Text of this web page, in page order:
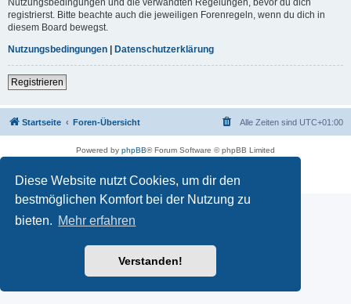
Diese Website nutzt Cookies, um dir den
bestmöglichen Komfort bei der Nutzung zu
bieten. Mehr erfahren
Verstanden!
registrierst. Bitte beachte auch die jeweiligen Forenregeln, wenn du dich in
diesem Board bewegst.
Nutzungsbedingungen | Datenschutzerklärung
Registrieren
Startseite Foren-Übersicht Alle Zeiten sind UTC+01:00
Powered by phpBB® Forum Software © phpBB Limited
Impressum|Datenschutz |Nutzungsbedingungen